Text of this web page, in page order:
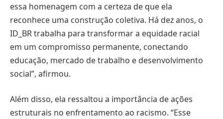
essa homenagem com a certeza de que ela
reconhece uma construção coletiva. Há dez anos, o
ID_BR trabalha para transformar a equidade racial
em um compromisso permanente, conectando
educação, mercado de trabalho e desenvolvimento
social”, afirmou.
Além disso, ela ressaltou a importância de ações
estruturais no enfrentamento ao racismo. “Esse